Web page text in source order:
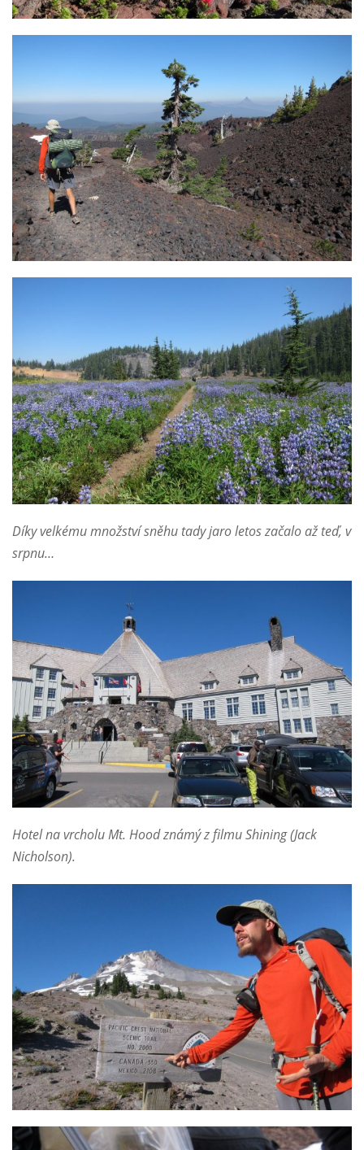
Díky velkému množství sněhu tady jaro letos začalo až teď, v
srpnu…
Hotel na vrcholu Mt. Hood známý z filmu Shining (Jack
Nicholson).